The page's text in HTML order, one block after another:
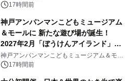
17時間前
神戸アンパンマンこどもミュージアム
＆モールに 新たな遊び場が誕生！
2027年2月「ぼうけんアイランド」が
オープン
神戸アンパンマンこどもミュージアム＆モー
ル 17時間前